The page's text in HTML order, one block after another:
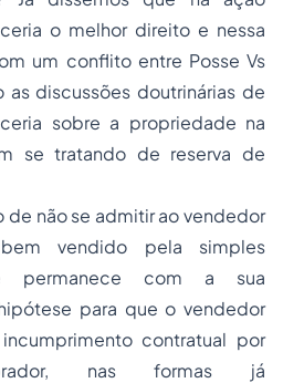
o melhor direito e nessa
um conflito entre Posse Vs
as discussões doutrinárias de
sobre a propriedade na
se tratando de reserva de
de não se admitir ao vendedor
vendido pela simples
permanece com a sua
para que o vendedor
contratual por
nas formas já